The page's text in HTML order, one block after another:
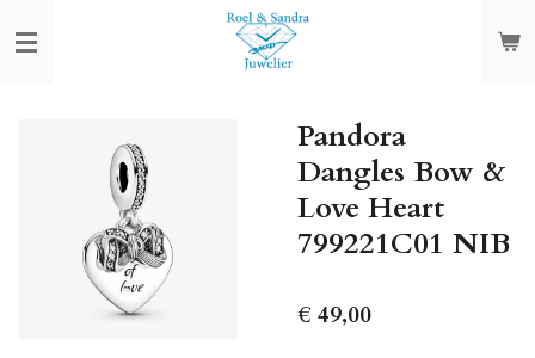
direct
Pandora
Dangles Bow &
Love Heart
799221C01 NIB
€ 49,00